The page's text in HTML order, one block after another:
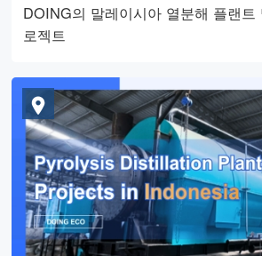
DOING의 말레이시아 열분해 플랜트
로젝트